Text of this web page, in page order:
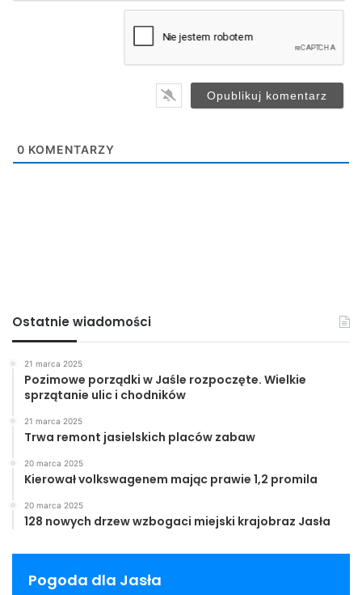
0 KOMENTARZY
Ostatnie wiadomości
21 marca 2025
Pozimowe porządki w Jaśle rozpoczęte. Wielkie
sprzątanie ulic i chodników
21 marca 2025
Trwa remont jasielskich placów zabaw
20 marca 2025
Kierował volkswagenem mając prawie 1,2 promila
20 marca 2025
128 nowych drzew wzbogaci miejski krajobraz Jasła
Pogoda dla Jasła